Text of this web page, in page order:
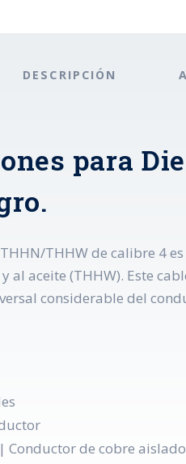
DESCRIPCIÓN
para
THHW de calibre 4
al aceite (THHW). Este
considerable del
Conductor de cobre aislado